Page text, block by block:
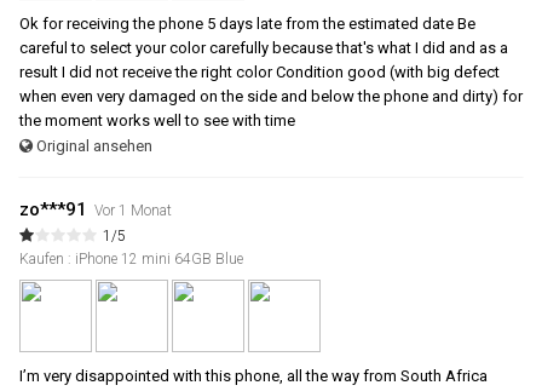
Ok for receiving the phone 5 days late from the estimated date Be
careful to select your color carefully because that's what I did and as a
result I did not receive the right color Condition good (with big defect
when even very damaged on the side and below the phone and dirty) for
the moment works well to see with time
Original ansehen
zo***91
Vor 1 Monat
1/5
Kaufen : iPhone 12 mini 64GB Blue
I’m very disappointed with this phone, all the way from South Africa